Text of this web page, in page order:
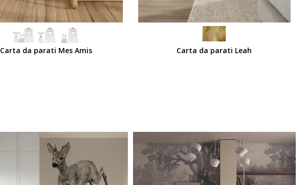
Carta da parati Mes Amis Carta da parati Leah